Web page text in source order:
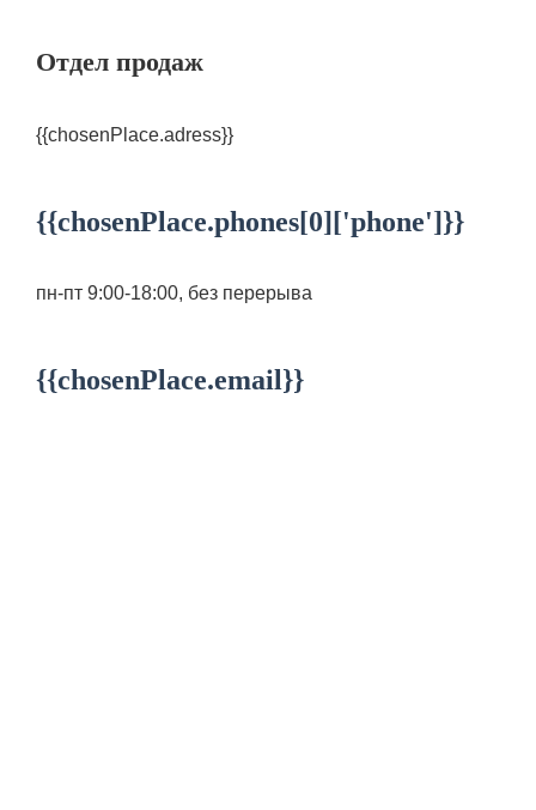
Отдел продаж
{{chosenPlace.phones[0]['phone']}}
{{chosenPlace.email}}
{{chosenPlace.adress}}
пн-пт 9:00-18:00, без перерыва